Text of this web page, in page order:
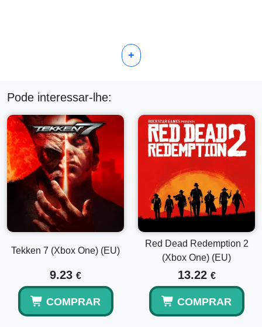
+
Pode interessar-lhe:
Tekken 7 (Xbox One) (EU)
9.23 €
COMPRAR
Red Dead Redemption 2
(Xbox One) (EU)
13.22 €
COMPRAR